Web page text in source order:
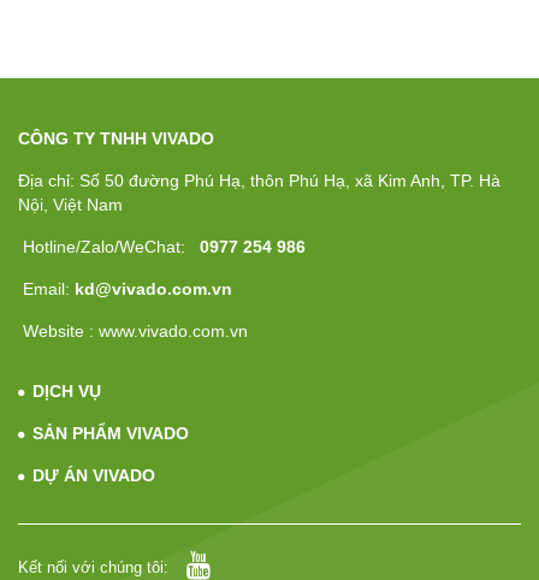
CÔNG TY TNHH VIVADO
Địa chỉ: Số 50 đường Phú Hạ, thôn Phú Hạ, xã Kim Anh, TP. Hà
Nội, Việt Nam
Hotline/Zalo/WeChat: 0977 254 986
Email: kd@vivado.com.vn
Website : www.vivado.com.vn
DỊCH VỤ
SẢN PHẨM VIVADO
DỰ ÁN VIVADO
Kết nối với chúng tôi: